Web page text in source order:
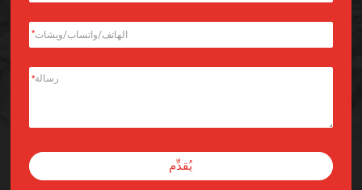
*
*
يُقدِّم